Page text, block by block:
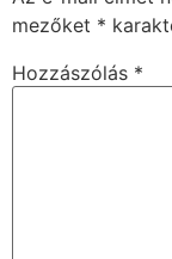
mezőket *
Hozzászólás *